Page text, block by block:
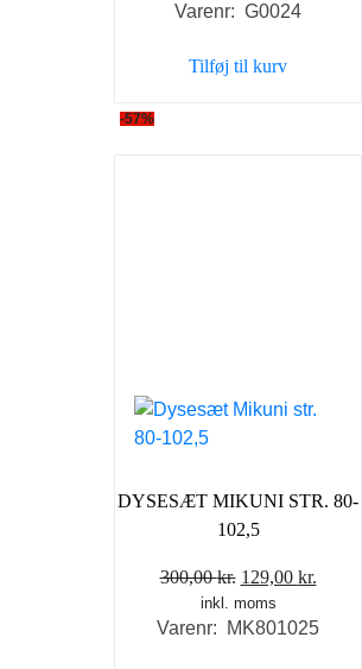
pris
179,00 kr..
Varenr: G0024
Tilføj til kurv
-57%
DYSESÆT MIKUNI STR. 80-
102,5
300,00kr. Den
oprindelige
pris
129,00 kr.
pris
inkl. moms
Varenr: MK801025